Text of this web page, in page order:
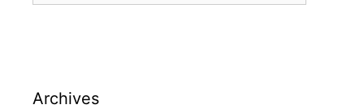
Archives